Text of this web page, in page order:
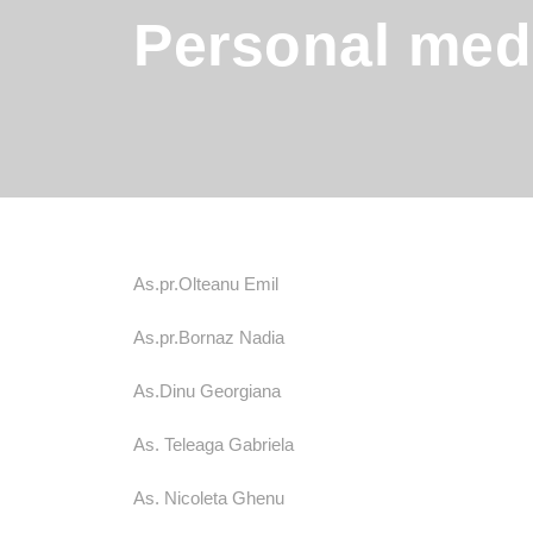
Personal
As.pr.Olteanu Emil
As.pr.Bornaz Nadia
As.Dinu Georgiana
As. Teleaga Gabriela
As. Nicoleta Ghenu